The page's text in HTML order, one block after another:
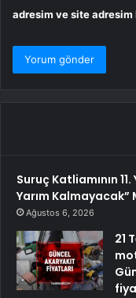
adresim ve site adresim
Suruç Katliamının
Yarım Kalmayacak”
Ağustos 6, 2026
21